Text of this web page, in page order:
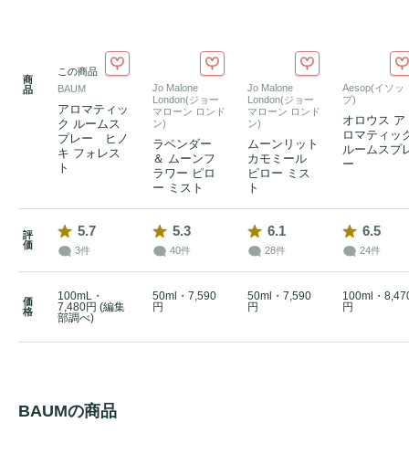
商
品
この商品
BAUM
アロマティッ
ク ルームス
プレー ヒノ
キ フォレス
ト
Jo Malone
London(ジョー
マローン ロンド
ン)
ラベンダー
＆ ムーンフ
ラワー ピロ
ー ミスト
Jo Malone
London(ジョー
マローン ロンド
ン)
ムーンリット
カモミール
ピロー ミス
ト
Aesop(イソッ
プ)
オロウス ア
ロマティッ
ルームスプ
ー
評
価
5.7
3件
5.3
40件
6.1
28件
6.5
24件
価
格
100mL・
7,480円 (編集
部調べ)
50ml・7,590
円
50ml・7,590
円
100ml・
円
BAUMの商品